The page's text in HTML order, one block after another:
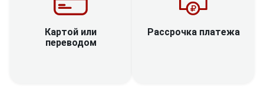
Картой или
переводом
Рассрочка платежа